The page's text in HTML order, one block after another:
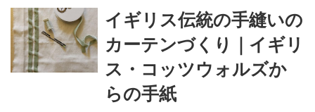
んに教えてもらいました。
イギリス伝統の手縫いの
カーテンづくり｜イギリ
ス・コッツウォルズか
らの手紙